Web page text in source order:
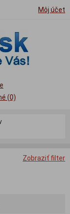
Môj účet
(0)
Zobraziť filter